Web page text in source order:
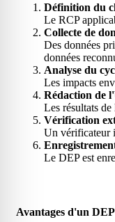
Définition du
Le RCP
Collecte de
Des données
données
Analyse du
Les impacts
Rédaction de
Les résultats
Vérification
Un vérificateur
Le DEP est
Avantages d'un